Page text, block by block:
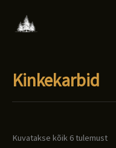
Kinkekarbid
Kuvatakse kõik 6 tulemust